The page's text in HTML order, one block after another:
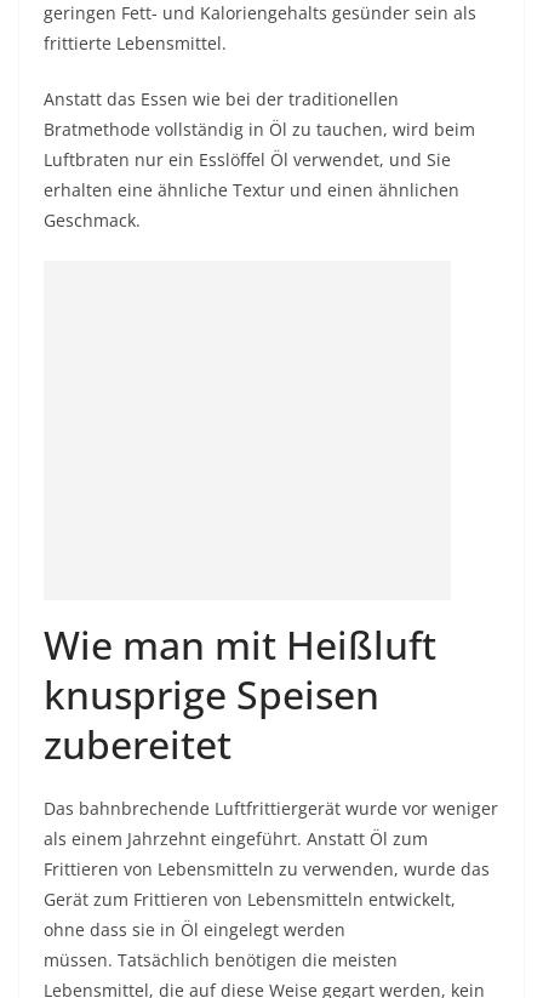
geringen Fett- und Kaloriengehalts gesünder sein als
frittierte Lebensmittel.
Anstatt das Essen wie bei der traditionellen
Bratmethode vollständig in Öl zu tauchen, wird beim
Luftbraten nur ein Esslöffel Öl verwendet, und Sie
erhalten eine ähnliche Textur und einen ähnlichen
Geschmack.
Wie man mit Heißluft
knusprige Speisen
zubereitet
Das bahnbrechende Luftfrittiergerät wurde vor weniger
als einem Jahrzehnt eingeführt. Anstatt Öl zum
Frittieren von Lebensmitteln zu verwenden, wurde das
Gerät zum Frittieren von Lebensmitteln entwickelt,
ohne dass sie in Öl eingelegt werden
müssen. Tatsächlich benötigen die meisten
Lebensmittel, die auf diese Weise gegart werden, kein